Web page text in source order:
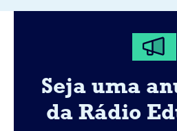
Seja uma
da Rádio